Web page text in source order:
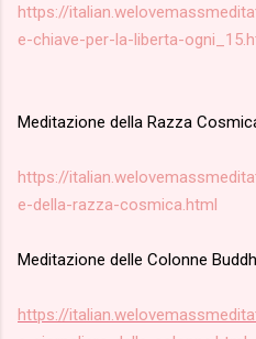
https://
e-chiave-per-la-liberta-
Meditazione della Razza
https://
e-della-razza-cosmica.html
Meditazione delle Colonne
https://